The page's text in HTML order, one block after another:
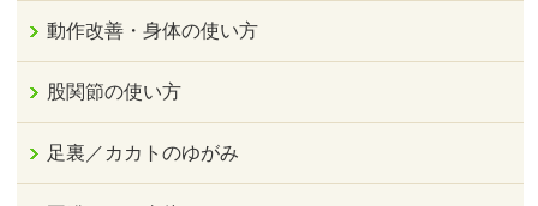
動作改善・身体の使い方
股関節の使い方
足裏／カカトのゆがみ